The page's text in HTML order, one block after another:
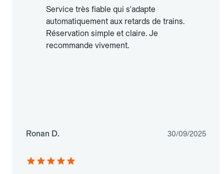
Service très fiable qui s'adapte
automatiquement aux retards de trains.
Réservation simple et claire. Je
recommande vivement.
Ronan D. 30/09/2025